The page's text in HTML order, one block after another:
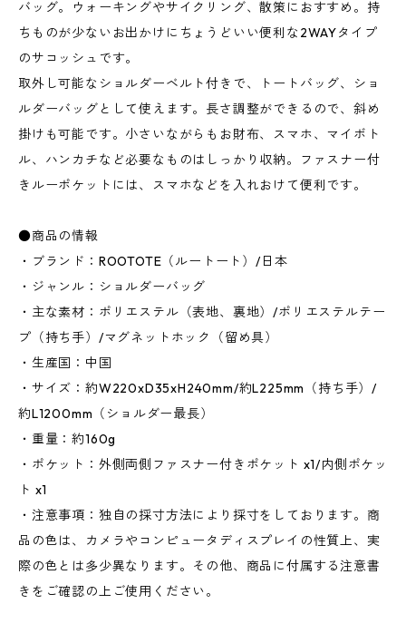
バッグ。ウォーキングやサイクリング、散策におすすめ。持
ちものが少ないお出かけにちょうどいい便利な2WAYタイプ
のサコッシュです。
取外し可能なショルダーベルト付きで、トートバッグ、ショ
ルダーバッグとして使えます。長さ調整ができるので、斜め
掛けも可能です。小さいながらもお財布、スマホ、マイボト
ル、ハンカチなど必要なものはしっかり収納。ファスナー付
きルーポケットには、スマホなどを入れおけて便利です。
●商品の情報
・ブランド：ROOTOTE（ルートート）/日本
・ジャンル：ショルダーバッグ
・主な素材：ポリエステル（表地、裏地）/ポリエステルテー
プ（持ち手）/マグネットホック（留め具）
・生産国：中国
・サイズ：約W220xD35xH240mm/約L225mm（持ち手）/
約L1200mm（ショルダー最長）
・重量：約160g
・ポケット：外側両側ファスナー付きポケット x1/内側ポケッ
ト x1
・注意事項：独自の採寸方法により採寸をしております。商
品の色は、カメラやコンピュータディスプレイの性質上、実
際の色とは多少異なります。その他、商品に付属する注意書
きをご確認の上ご使用ください。